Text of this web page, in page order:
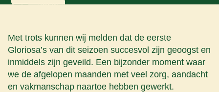
Met trots kunnen wij melden dat de eerste
Gloriosa’s van dit seizoen succesvol zijn geoogst en
inmiddels zijn geveild. Een bijzonder moment waar
we de afgelopen maanden met veel zorg, aandacht
en vakmanschap naartoe hebben gewerkt.